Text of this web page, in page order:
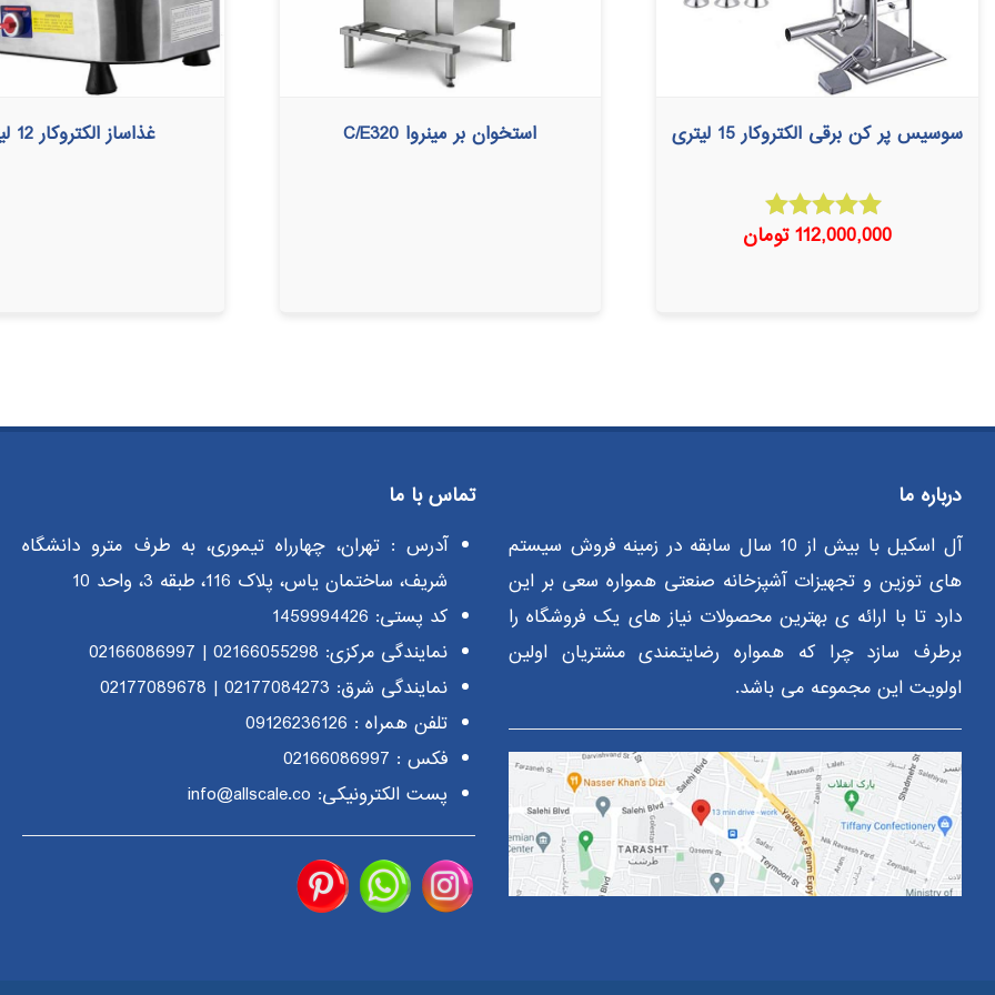
سوسیس پر کن برقی الکتروکار 15 لیتری
امتیاز
5.00
112,000,000تومان
استخوان بر مینروا C/E320 غذاساز الکتروکار 12 لیتری
درباره ما
آل اسکیل با بیش از 10 سال سابقه در زمینه فروش سیستم
های توزین و تجهیزات آشپزخانه صنعتی همواره سعی بر این
دارد تا با ارائه ی بهترین محصولات نیاز های یک فروشگاه را
برطرف سازد چرا که همواره رضایتمندی مشتریان اولین
اولویت این مجموعه می باشد.
تماس با ما
آدرس : تهران، چهارراه تیموری، به طرف مترو دانشگاه
شریف، ساختمان یاس، پلاک 116، طبقه 3، واحد 10
کد پستی: 1459994426
نمایندگی مرکزی: 02166055298
|
02166086997
نمایندگی شرق: 02177084273
|
02177089678
تلفن همراه : 09126236126
فکس : 02166086997
پست الکترونیکی: info@allscale.co